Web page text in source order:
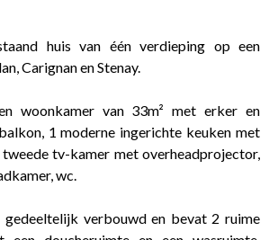
huis van één verdieping op een
Carignan en Stenay.
woonkamer van 33m² met erker en
1 moderne ingerichte keuken met
tv-kamer met overheadprojector,
wc.
verbouwd en bevat 2 ruime